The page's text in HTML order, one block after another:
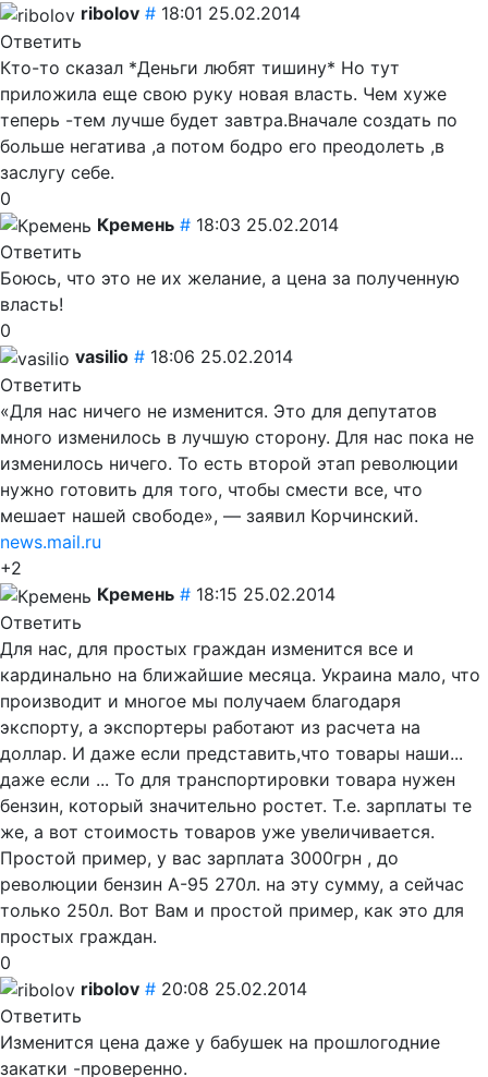
ribolov # 18:01 25.02.2014
Ответить
Кто-то сказал *Деньги любят тишину* Но тут
приложила еще свою руку новая власть. Чем хуже
теперь -тем лучше будет завтра.Вначале создать по
больше негатива ,а потом бодро его преодолеть ,в
заслугу себе.
0
Кремень # 18:03 25.02.2014
Ответить
Боюсь, что это не их желание, а цена за полученную
власть!
0
vasilio # 18:06 25.02.2014
Ответить
«Для нас ничего не изменится. Это для депутатов
много изменилось в лучшую сторону. Для нас пока не
изменилось ничего. То есть второй этап революции
нужно готовить для того, чтобы смести все, что
мешает нашей свободе», — заявил Корчинский.
news.mail.ru
+2
Кремень # 18:15 25.02.2014
Ответить
Для нас, для простых граждан изменится все и
кардинально на ближайшие месяца. Украина мало, что
производит и многое мы получаем благодаря
экспорту, а экспортеры работают из расчета на
доллар. И даже если представить,что товары наши...
даже если ... То для транспортировки товара нужен
бензин, который значительно ростет. Т.е. зарплаты те
же, а вот стоимость товаров уже увеличивается.
Простой пример, у вас зарплата 3000грн , до
революции бензин А-95 270л. на эту сумму, а сейчас
только 250л. Вот Вам и простой пример, как это для
простых граждан.
0
ribolov # 20:08 25.02.2014
Ответить
Изменится цена даже у бабушек на прошлогодние
закатки -проверенно.